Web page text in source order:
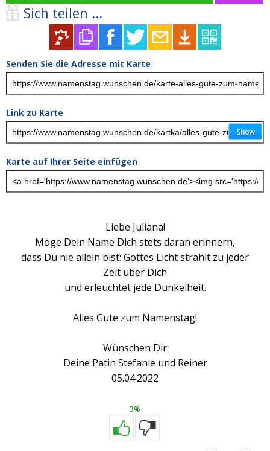
Sich teilen ...
Senden Sie die Adresse mit Karte
Link zu Karte
Karte auf Ihrer Seite einfügen
Liebe Juliana!
Möge Dein Name Dich stets daran erinnern,
dass Du nie allein bist: Gottes Licht strahlt zu jeder
Zeit über Dich
und erleuchtet jede Dunkelheit.
Alles Gute zum Namenstag!
Wünschen Dir
Deine Patin Stefanie und Reiner
05.04.2022
3%